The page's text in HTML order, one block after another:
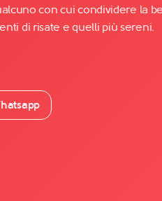
con cui condividere la
di risate e quelli più sereni.